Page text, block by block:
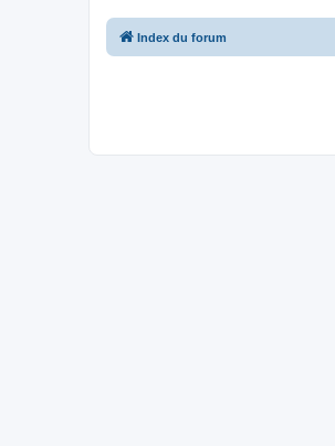
Index du forum